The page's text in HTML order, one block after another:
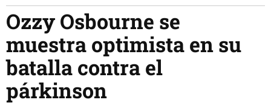
Ozzy Osbourne se
muestra optimista en su
batalla contra el
párkinson